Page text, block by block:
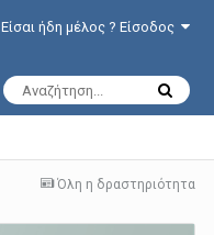
Είσαι ήδη μέλος ? Είσοδος
Όλη η δραστηριότητα